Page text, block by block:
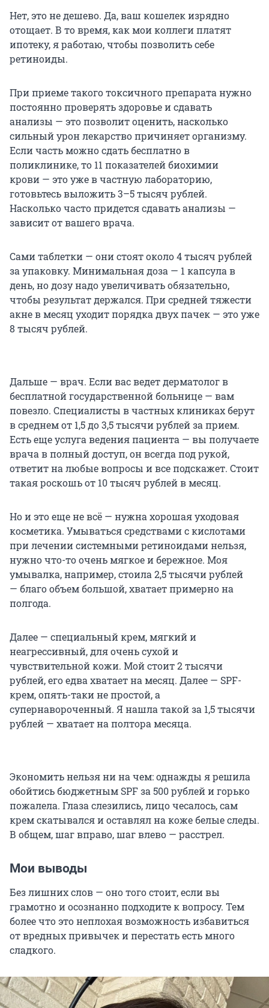
Нет, это не дешево. Да, ваш кошелек изрядно
отощает. В то время, как мои коллеги платят
ипотеку, я работаю, чтобы позволить себе
ретиноиды.
При приеме такого токсичного препарата нужно
постоянно проверять здоровье и сдавать
анализы — это позволит оценить, насколько
сильный урон лекарство причиняет организму.
Если часть можно сдать бесплатно в
поликлинике, то 11 показателей биохимии
крови — это уже в частную лабораторию,
готовьтесь выложить 3–5 тысяч рублей.
Насколько часто придется сдавать анализы —
зависит от вашего врача.
Сами таблетки — они стоят около 4 тысяч рублей
за упаковку. Минимальная доза — 1 капсула в
день, но дозу надо увеличивать обязательно,
чтобы результат держался. При средней тяжести
акне в месяц уходит порядка двух пачек — это уже
8 тысяч рублей.
Дальше — врач. Если вас ведет дерматолог в
бесплатной государственной больнице — вам
повезло. Специалисты в частных клиниках берут
в среднем от 1,5 до 3,5 тысячи рублей за прием.
Есть еще услуга ведения пациента — вы получаете
врача в полный доступ, он всегда под рукой,
ответит на любые вопросы и все подскажет. Стоит
такая роскошь от 10 тысяч рублей в месяц.
Но и это еще не всё — нужна хорошая уходовая
косметика. Умываться средствами с кислотами
при лечении системными ретиноидами нельзя,
нужно что-то очень мягкое и бережное. Моя
умывалка, например, стоила 2,5 тысячи рублей
— благо объем большой, хватает примерно на
полгода.
Далее — специальный крем, мягкий и
неагрессивный, для очень сухой и
чувствительной кожи. Мой стоит 2 тысячи
рублей, его едва хватает на месяц. Далее — SPF-
крем, опять-таки не простой, а
супернавороченный. Я нашла такой за 1,5 тысячи
рублей — хватает на полтора месяца.
Экономить нельзя ни на чем: однажды я решила
обойтись бюджетным SPF за 500 рублей и горько
пожалела. Глаза слезились, лицо чесалось, сам
крем скатывался и оставлял на коже белые следы.
В общем, шаг вправо, шаг влево — расстрел.
Мои выводы
Без лишних слов — оно того стоит, если вы
грамотно и осознанно подходите к вопросу. Тем
более что это неплохая возможность избавиться
от вредных привычек и перестать есть много
сладкого.